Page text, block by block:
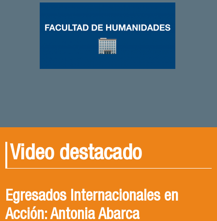
Video destacado
PALABRA FAHU | Crisis de
Seguridad en Chile - Entrevista
Egresados Internacionales en
Acción: Antonia Abarca
Revive el XIV Congreso Chileno de
Ciencia Política 2023